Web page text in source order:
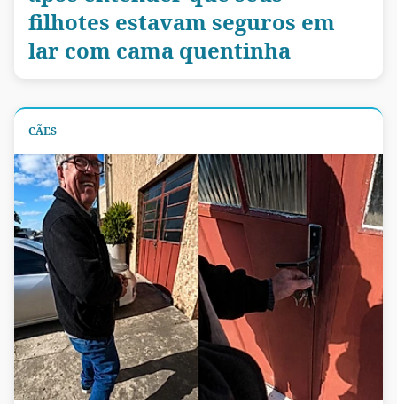
filhotes estavam seguros em
lar com cama quentinha
CÃES